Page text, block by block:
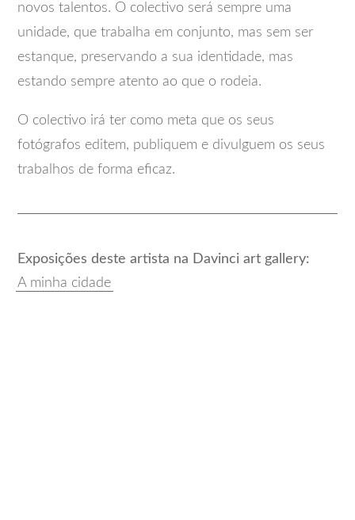
novos talentos. O colectivo será sempre uma
unidade, que trabalha em conjunto, mas sem ser
estanque, preservando a sua identidade, mas
estando sempre atento ao que o rodeia.
O colectivo irá ter como meta que os seus
fotógrafos editem, publiquem e divulguem os seus
trabalhos de forma eficaz.
Exposições deste artista na Davinci art gallery:
A minha cidade